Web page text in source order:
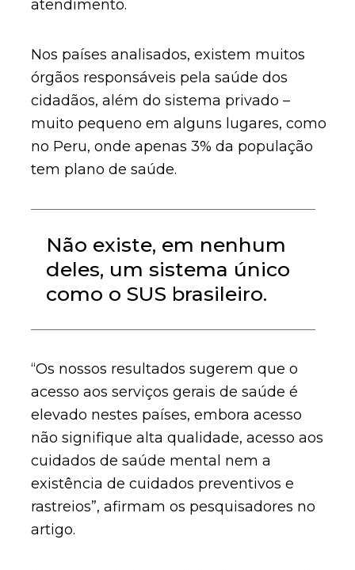
atendimento.
Nos países analisados, existem muitos
órgãos responsáveis pela saúde dos
cidadãos, além do sistema privado –
muito pequeno em alguns lugares, como
no Peru, onde apenas 3% da população
tem plano de saúde.
Não existe, em nenhum
deles, um sistema único
como o SUS brasileiro.
“Os nossos resultados sugerem que o
acesso aos serviços gerais de saúde é
elevado nestes países, embora acesso
não signifique alta qualidade, acesso aos
cuidados de saúde mental nem a
existência de cuidados preventivos e
rastreios”, afirmam os pesquisadores no
artigo.